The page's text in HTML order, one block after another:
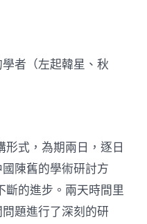
者（左起韓星、秋
式，為期兩日，逐日
陳舊的學術研討方
斷的進步。兩天時間里
題進行了深刻的研